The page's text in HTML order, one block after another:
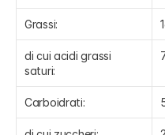
Grassi:
di cui acidi grassi
saturi:
Carboidrati: